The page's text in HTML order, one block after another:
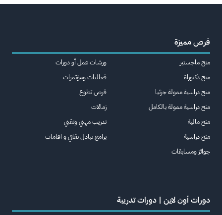
فرص مميزة
منح ماجستير
منح دكتوراة
منح دراسية ممولة جزئيا
منح دراسية ممولة بالكامل
منح مالية
منح دراسية
جوائز ومسابقات
ورشات عمل أو دورات
فعاليات ومؤتمرات
فرص تطوع
زمالات
تدريب مهني وتقني
برامج تبادل ثقافي و اقامات
دورات أون لاين | دورات تدريبة